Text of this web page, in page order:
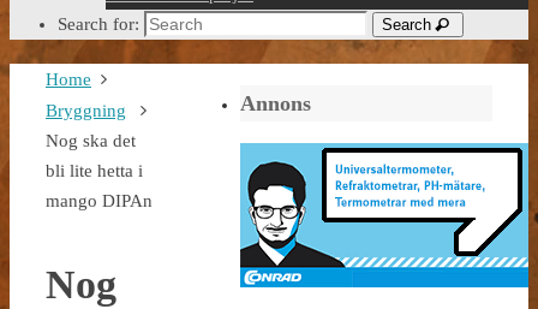
Search for: Search
Home
Bryggning
Nog ska det
bli lite hetta i
mango DIPAn
Nog
Annons